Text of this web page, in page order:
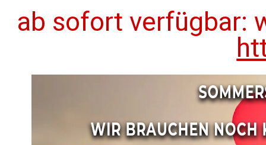
ab sofort verfügbar: